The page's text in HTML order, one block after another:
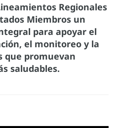
Regionales
Miembros un
para apoyar el
el monitoreo y la
que promuevan
saludables.